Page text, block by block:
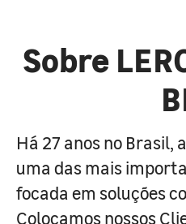
Sobre
Há 27 anos no Brasil,
uma das mais
focada em soluções
Colocamos nossos